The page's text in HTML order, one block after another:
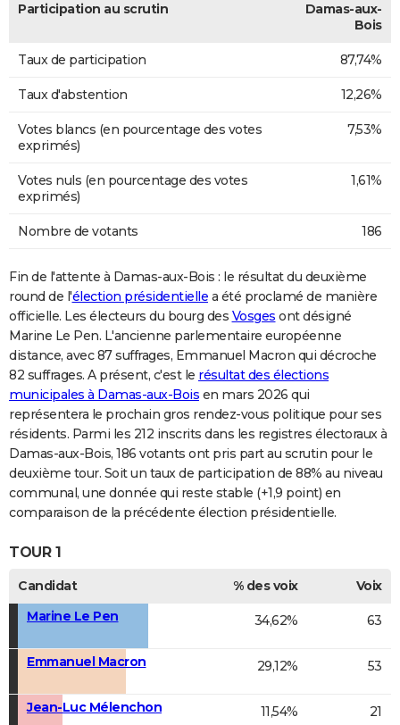
Participation au scrutin
Damas-aux-
Bois
Taux de participation 87,74%
Taux d'abstention 12,26%
Votes blancs (en pourcentage des votes
exprimés)
7,53%
Votes nuls (en pourcentage des votes
exprimés)
1,61%
Nombre de votants 186
Fin de l'attente à Damas-aux-Bois : le résultat du deuxième
round de l'élection présidentielle a été proclamé de manière
officielle. Les électeurs du bourg des Vosges ont désigné
Marine Le Pen. L'ancienne parlementaire européenne
distance, avec 87 suffrages, Emmanuel Macron qui décroche
82 suffrages. A présent, c'est le résultat des élections
municipales à Damas-aux-Bois en mars 2026 qui
représentera le prochain gros rendez-vous politique pour ses
résidents. Parmi les 212 inscrits dans les registres électoraux à
Damas-aux-Bois, 186 votants ont pris part au scrutin pour le
deuxième tour. Soit un taux de participation de 88% au niveau
communal, une donnée qui reste stable (+1,9 point) en
comparaison de la précédente élection présidentielle.
TOUR 1
Candidat % des voix
Voix
Marine Le Pen
34,62% 63
Emmanuel Macron 29,12% 53
Jean-Luc Mélenchon 11,54% 21